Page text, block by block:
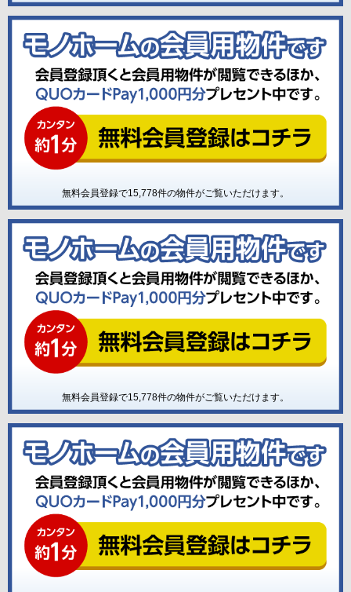
無料会員登録で15,778件の物件がご覧いただけます。
無料会員登録で15,778件の物件がご覧いただけます。